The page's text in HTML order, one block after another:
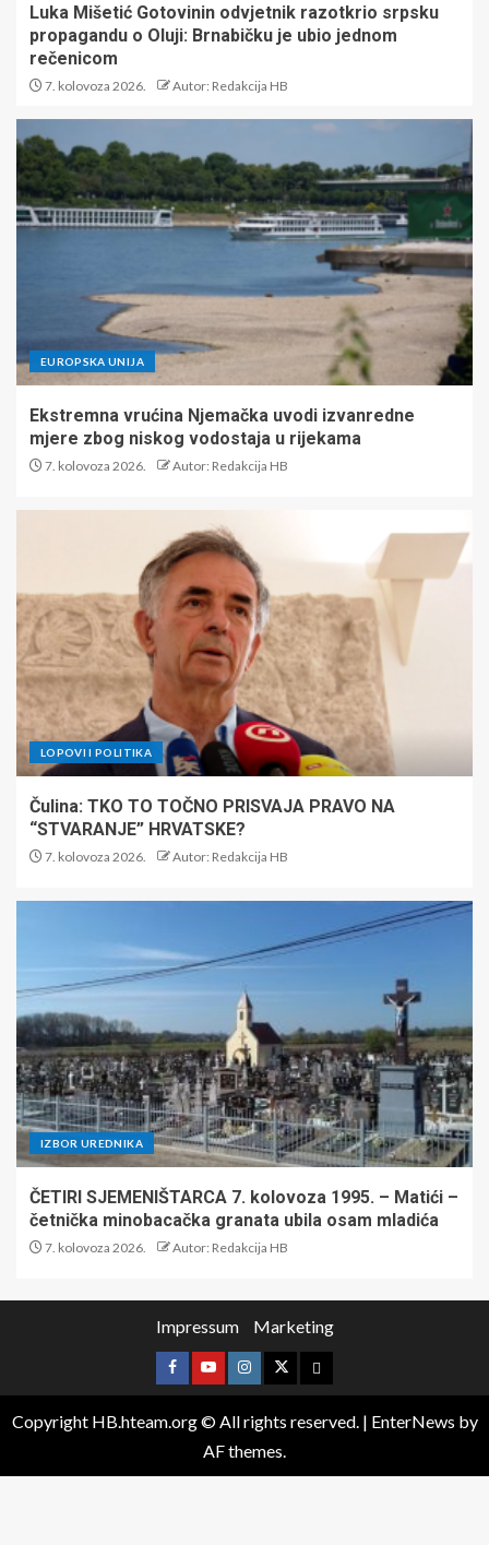
Luka Mišetić Gotovinin odvjetnik razotkrio srpsku
propagandu o Oluji: Brnabičku je ubio jednom
rečenicom
7. kolovoza 2026. Autor: Redakcija HB
EUROPSKA UNIJA
Ekstremna vrućina Njemačka uvodi izvanredne
mjere zbog niskog vodostaja u rijekama
7. kolovoza 2026. Autor: Redakcija HB
LOPOVI I POLITIKA
Čulina: TKO TO TOČNO PRISVAJA PRAVO NA
“STVARANJE” HRVATSKE?
7. kolovoza 2026. Autor: Redakcija HB
IZBOR UREDNIKA
ČETIRI SJEMENIŠTARCA 7. kolovoza 1995. – Matići –
četnička minobacačka granata ubila osam mladića
7. kolovoza 2026. Autor: Redakcija HB
Impressum Marketing
Copyright HB.hteam.org © All rights reserved. | EnterNews by
AF themes.